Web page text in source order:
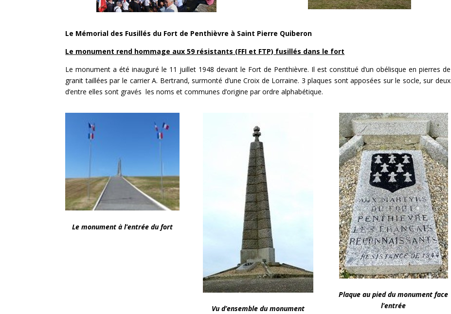
Le Mémorial des Fusillés du Fort de Penthièvre à Saint Pierre Quiberon
Le monument rend hommage aux 59 résistants (FFI et FTP) fusillés dans le fort
Le monument a été inauguré le 11 juillet 1948 devant le Fort de Penthièvre. Il est constitué d’un obélisque en pierres de
granit taillées par le carrier A. Bertrand, surmonté d’une Croix de Lorraine. 3 plaques sont apposées sur le socle, sur deux
d’entre elles sont gravés les noms et communes d’origine par ordre alphabétique.
Le monument à l’entrée du fort
Vu d’ensemble du monument
Plaque au pied du monument face
l’entrée